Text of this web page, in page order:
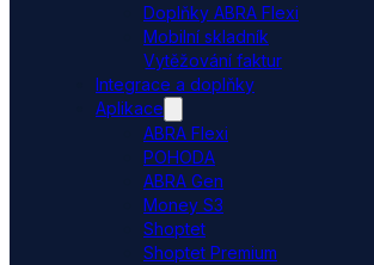
Doplňky ABRA Flexi
Mobilní skladník
Vytěžování faktur
Integrace a doplňky
Aplikace
ABRA Flexi
POHODA
ABRA Gen
Money S3
Shoptet
Shoptet Premium